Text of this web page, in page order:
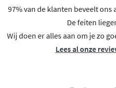
97% van de klanten beveelt
De feiten
Wij doen er alles aan om je zo
Lees al onze